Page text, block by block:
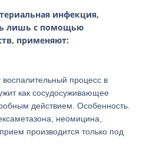
инфекция,
лишь с помощью
применяют:
воспалительный процесс в
как сосудосуживающее
действием. Особенность.
неомицина,
производится только под